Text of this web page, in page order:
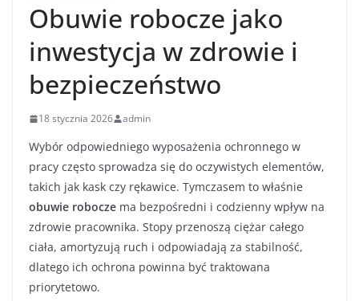
Obuwie robocze jako
inwestycja w zdrowie i
bezpieczeństwo
18 stycznia 2026 admin
Wybór odpowiedniego wyposażenia ochronnego w
pracy często sprowadza się do oczywistych elementów,
takich jak kask czy rękawice. Tymczasem to właśnie
obuwie robocze ma bezpośredni i codzienny wpływ na
zdrowie pracownika. Stopy przenoszą ciężar całego
ciała, amortyzują ruch i odpowiadają za stabilność,
dlatego ich ochrona powinna być traktowana
priorytetowo.